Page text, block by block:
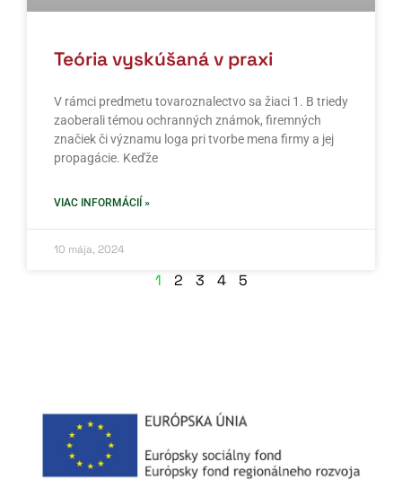
Teória vyskúšaná v praxi
V rámci predmetu tovaroznalectvo sa žiaci 1. B triedy
zaoberali témou ochranných známok, firemných
značiek či významu loga pri tvorbe mena firmy a jej
propagácie. Keďže
VIAC INFORMÁCIÍ »
10 mája, 2024
1 2 3 4 5